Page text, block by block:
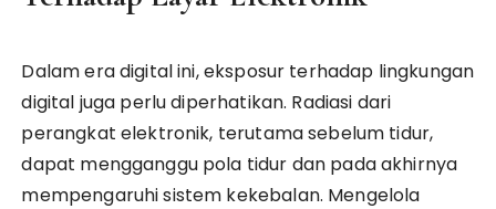
Dalam era digital ini, eksposur terhadap lingkungan
digital juga perlu diperhatikan. Radiasi dari
perangkat elektronik, terutama sebelum tidur,
dapat mengganggu pola tidur dan pada akhirnya
mempengaruhi sistem kekebalan. Mengelola